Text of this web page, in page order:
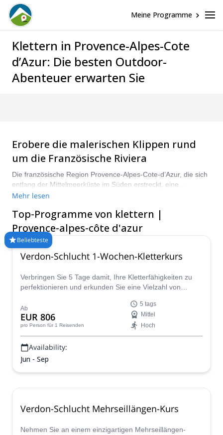
Meine Programme
Klettern in Provence-Alpes-Cote
d’Azur: Die besten Outdoor-
Abenteuer erwarten Sie
Erobere die malerischen Klippen rund
um die Französische Riviera
Die französische Region Provence-Alpes-Cote-d’Azur, die sich
entlang der Mittelmeerküste im Süden erstreckt, eine
zerklüftete alpine Grenze mit Italien im Osten teilt und eine
fantastischen natürlichen Spielplatz für qualitatives und
malerisches Klettern. Besuchen Sie die Region in den Monaten
zwischen Mai und September für ideale Kletterbedingungen.
Mehr lesen
Top-Programme von klettern |
Provence-alpes-côte d'azur
Beliebteste
Verdon-Schlucht 1-Wochen-Kletterkurs
Verbringen Sie 5 Tage damit, Ihre Kletterfähigkeiten zu
perfektionieren und erkunden Sie eine Vielzahl von
diesem umfassenden Kurs. Üben Sie Techniken wie
Toprope, Vorstieg und Sichern und arbeiten Sie an
mentalen und rhythmischen Aspekten, die Ihnen mehr
Selbstvertrauen beim Klettern geben!
Ab
EUR 806
pro Person für 1 Reisenden
5 tags
Mittel
Hoch
Availability:
Jun - Sep
Verdon-Schlucht Mehrseillängen-Kurs
Nehmen Sie an einem einzigartigen Mehrseillängen-